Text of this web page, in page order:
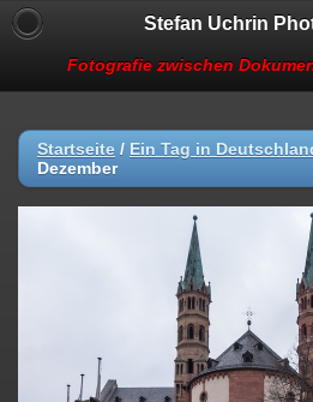
Stefan Uchrin
Fotografie zwischen
Startseite / Ein Tag in
Dezember